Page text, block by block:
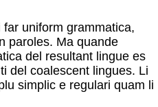
uniform grammatica,
paroles. Ma quande
del resultant lingue es
del coalescent lingues. Li
simplic e regulari quam li